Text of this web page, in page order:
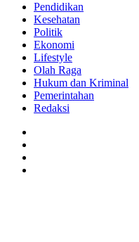
Pendidikan
Kesehatan
Politik
Ekonomi
Lifestyle
Olah Raga
Hukum dan Kriminal
Pemerintahan
Redaksi